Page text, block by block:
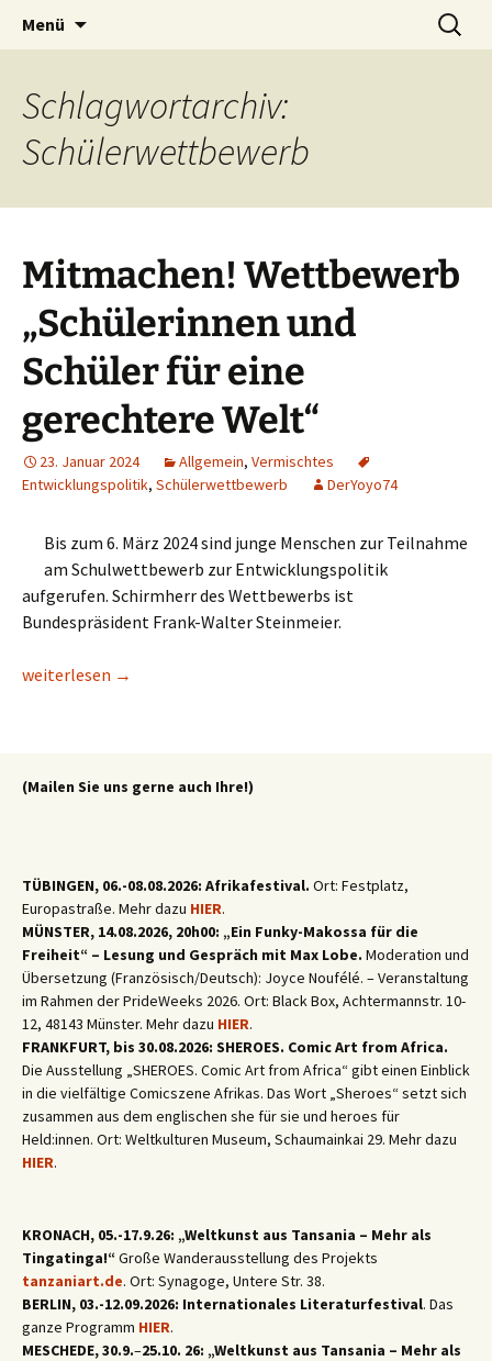
AFRICA live
Seit 1998: Aktuelles aus und mit Bezug zu
Afrika
Menü
Suchen
nach:
Schlagwortarchiv:
Schülerwettbewerb
Mitmachen! Wettbewerb
„Schülerinnen und
Schüler für eine
gerechtere Welt“
23. Januar 2024 Allgemein, Vermischtes
Entwicklungspolitik, Schülerwettbewerb DerYoyo74
Bis zum 6. März 2024 sind junge Menschen zur Teilnahme
am Schulwettbewerb zur Entwicklungspolitik
aufgerufen. Schirmherr des Wettbewerbs ist
Bundespräsident Frank-Walter Steinmeier.
Mitmachen! Wettbewerb „Schülerinnen und Schüler für eine
weiterlesen →
(Mailen Sie uns gerne auch Ihre!)
TÜBINGEN, 06.-08.08.2026: Afrikafestival. Ort: Festplatz,
Europastraße. Mehr dazu HIER.
MÜNSTER, 14.08.2026, 20h00: „Ein Funky-Makossa für die
Freiheit“ – Lesung und Gespräch mit Max Lobe. Moderation und
Übersetzung (Französisch/Deutsch): Joyce Noufélé. – Veranstaltung
im Rahmen der PrideWeeks 2026. Ort: Black Box, Achtermannstr. 10-
12, 48143 Münster. Mehr dazu HIER.
FRANKFURT, bis 30.08.2026: SHEROES. Comic Art from Africa.
Die Ausstellung „SHEROES. Comic Art from Africa“ gibt einen Einblick
in die vielfältige Comicszene Afrikas. Das Wort „Sheroes“ setzt sich
zusammen aus dem englischen she für sie und heroes für
Held:innen. Ort: Weltkulturen Museum, Schaumainkai 29. Mehr dazu
HIER.
KRONACH, 05.-17.9.26: „Weltkunst aus Tansania – Mehr als
Tingatinga!“Große Wanderausstellung des Projekts
tanzaniart.de. Ort: Synagoge, Untere Str. 38.
BERLIN, 03.-12.09.2026: Internationales Literaturfestival. Das
ganze Programm HIER.
MESCHEDE, 30.9.–25.10. 26: „Weltkunst aus Tansania – Mehr als